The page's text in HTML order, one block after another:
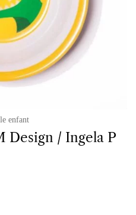
enfant
Design / Ingela P